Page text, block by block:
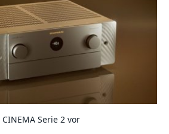
Serie 2 vor